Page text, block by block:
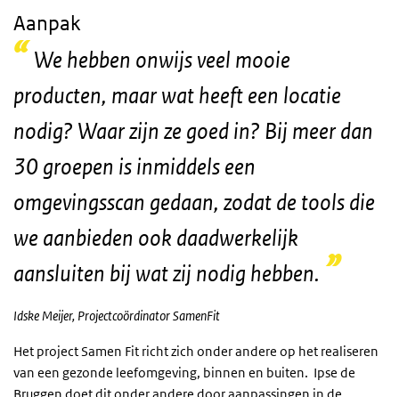
Aanpak
We hebben onwijs veel mooie
producten, maar wat heeft een locatie
nodig? Waar zijn ze goed in? Bij meer dan
30 groepen is inmiddels een
omgevingsscan gedaan, zodat de tools die
we aanbieden ook daadwerkelijk
aansluiten bij wat zij nodig hebben.
Idske Meijer, Projectcoördinator SamenFit
Het project Samen Fit richt zich onder andere op het realiseren
van een gezonde leefomgeving, binnen en buiten. Ipse de